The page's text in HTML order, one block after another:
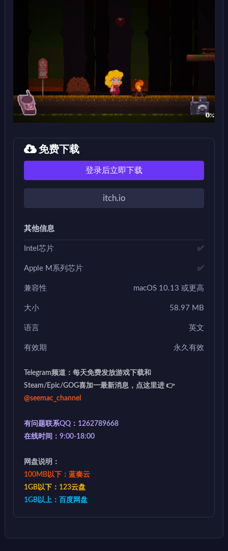
免费下载
登录后立即下载
itch.io
其他信息
Intel芯片 ✅
Apple M系列芯片 ✅
兼容性 macOS 10.13 或更高
大小 58.97 MB
语言 英文
有效期 永久有效
Telegram频道：每天免费发放游戏下载和
Steam/Epic/GOG喜加一最新消息，点这里进 👉
@seemac_channel
有问题联系QQ：1262789668
在线时间：9:00-18:00
网盘说明：
100MB以下：蓝奏云
1GB以下：123云盘
1GB以上：百度网盘